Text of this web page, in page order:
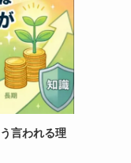
言われる理